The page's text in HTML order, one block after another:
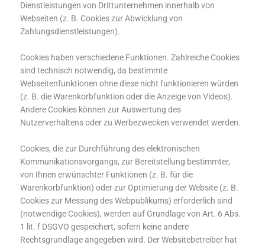
Dienstleistungen von Drittunternehmen innerhalb von
Webseiten (z. B. Cookies zur Abwicklung von
Zahlungsdienstleistungen).
Cookies haben verschiedene Funktionen. Zahlreiche Cookies
sind technisch notwendig, da bestimmte
Webseitenfunktionen ohne diese nicht funktionieren würden
(z. B. die Warenkorbfunktion oder die Anzeige von Videos).
Andere Cookies können zur Auswertung des
Nutzerverhaltens oder zu Werbezwecken verwendet werden.
Cookies, die zur Durchführung des elektronischen
Kommunikationsvorgangs, zur Bereitstellung bestimmter,
von Ihnen erwünschter Funktionen (z. B. für die
Warenkorbfunktion) oder zur Optimierung der Website (z. B.
Cookies zur Messung des Webpublikums) erforderlich sind
(notwendige Cookies), werden auf Grundlage von Art. 6 Abs.
1 lit. f DSGVO gespeichert, sofern keine andere
Rechtsgrundlage angegeben wird. Der Websitebetreiber hat